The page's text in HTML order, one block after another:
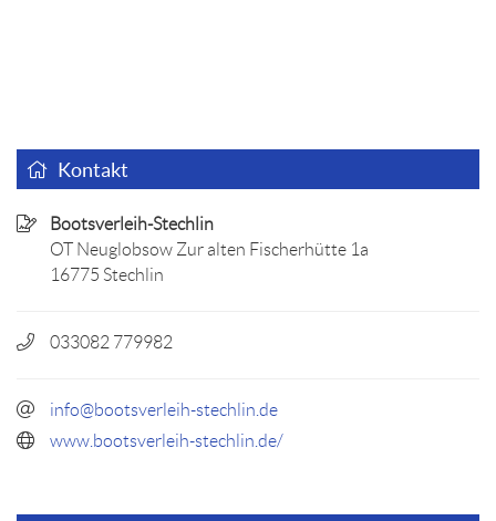
Kontakt
Bootsverleih-Stechlin
OT Neuglobsow Zur alten Fischerhütte 1a
16775 Stechlin
033082 779982
info@bootsverleih-stechlin.de
www.bootsverleih-stechlin.de/